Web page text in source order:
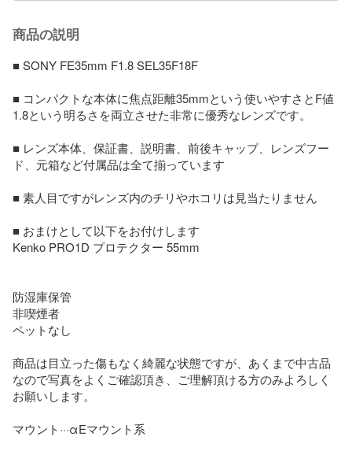
商品の説明
■ SONY FE35mm F1.8 SEL35F18F
■ コンパクトな本体に焦点距離35mmという使いやすさとF値
1.8という明るさを両立させた非常に優秀なレンズです。
■ レンズ本体、保証書、説明書、前後キャップ、レンズフー
ド、元箱など付属品は全て揃っています
■ 素人目ですがレンズ内のチリやホコリは見当たりません
■ おまけとして以下をお付けします
Kenko PRO1D プロテクター 55mm
防湿庫保管
非喫煙者
ペットなし
商品は目立った傷もなく綺麗な状態ですが、あくまで中古品
なので写真をよくご確認頂き、ご理解頂ける方のみよろしく
お願いします。
マウント···αEマウント系